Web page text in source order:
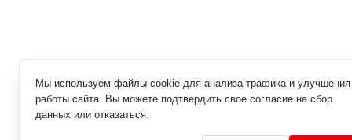
Мы используем файлы cookie для анализа трафика и улучшения
работы сайта. Вы можете подтвердить свое согласие на сбор
данных или отказаться.